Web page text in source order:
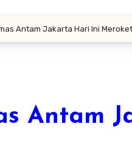
Antam Jakarta Hari Ini
Antam